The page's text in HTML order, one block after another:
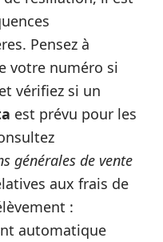
Pensez à
votre numéro si
vérifiez si un
est prévu pour les
générales de vente
aux frais de
:
automatique